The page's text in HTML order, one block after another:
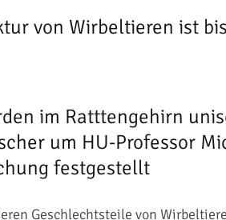
von Wirbeltieren ist
im Ratttengehirn
um HU-Professor
festgestellt
Geschlechtsteile von